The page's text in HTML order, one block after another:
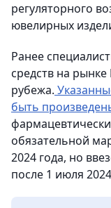
регуляторного
ювелирных
Ранее
средств на рынке
рубежа.
быть
обязательной
2024 года, но
после 1 июля